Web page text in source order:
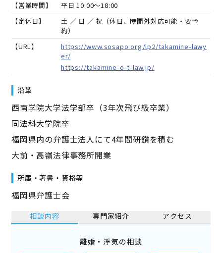
【営業時間】
平日 10:00～18:00
【定休日】
土 ／ 日 ／ 祝（休日、時間外対応可能・要予
約）
【URL】
https://www.sosapo.org/lp2/takamine-lawy
er/
https://takamine-o-t-law.jp/
沿革
西南学院大学法学部卒（3年次飛び級卒業）
同法科大学院卒
福岡県内の弁護士法人にて4年間研鑽を積む
大前・高嶺法律事務所開業
所属・著書・資格等
福岡県弁護士会
相談内容 専門家紹介 アクセス
離婚・浮気の相談